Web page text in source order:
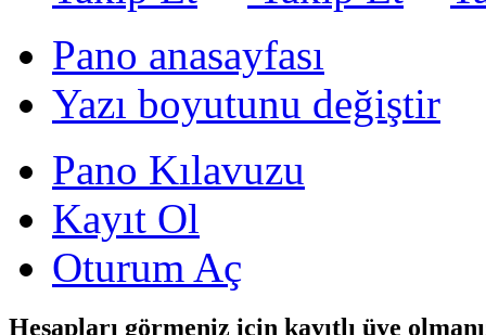
Pano anasayfası
Yazı boyutunu değiştir
Pano Kılavuzu
Kayıt Ol
Oturum Aç
Hesapları görmeniz için kayıtlı üye